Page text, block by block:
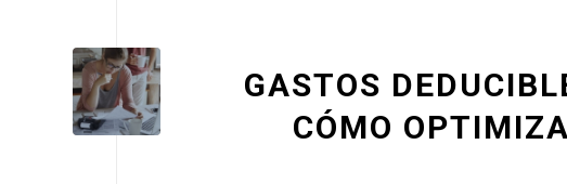
GASTOS
CÓMO